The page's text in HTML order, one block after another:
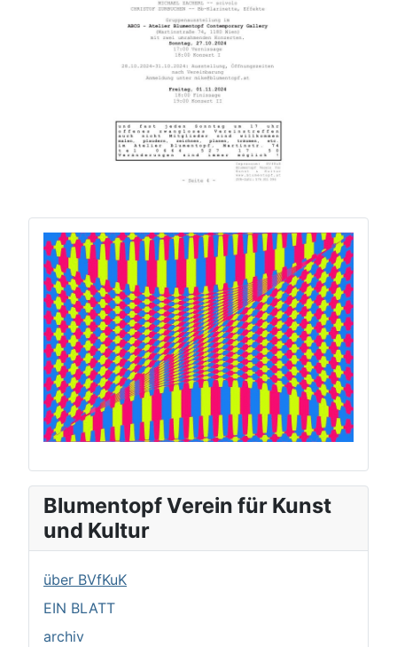
Blumentopf Verein für Kunst
und Kultur
über BVfKuK
EIN BLATT
archiv